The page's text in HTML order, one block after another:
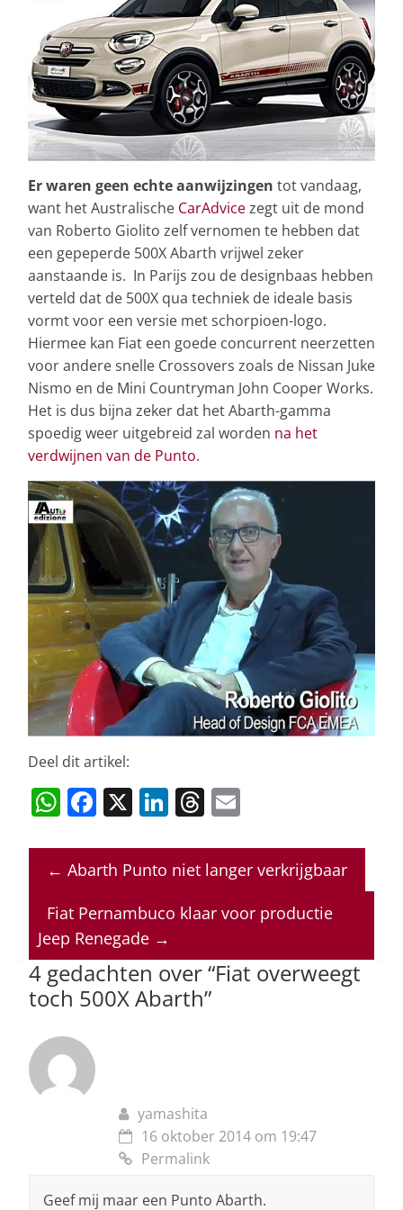
Er waren geen echte aanwijzingen tot vandaag,
want het Australische CarAdvicezegt uit de mond
van Roberto Giolito zelf vernomen te hebben dat
een gepeperde 500X Abarth vrijwel zeker
aanstaande is. In Parijs zou de designbaas hebben
verteld dat de 500X qua techniek de ideale basis
vormt voor een versie met schorpioen-logo.
Hiermee kan Fiat een goede concurrent neerzetten
voor andere snelle Crossovers zoals de Nissan Juke
Nismo en de Mini Countryman John Cooper Works.
Het is dus bijna zeker dat het Abarth-gamma
spoedig weer uitgebreid zal worden na het
verdwijnen van de Punto.
Deel dit artikel:
W
at
s
A
p
p
F
c
e
b
o
o
k
X Li
k
e
dI
T
re
a
d
ai
l
← Abarth Punto niet langer verkrijgbaar
Fiat Pernambuco klaar voor productie
Jeep Renegade →
4 gedachten over “Fiat overweegt
toch 500X Abarth”
yamashita
16 oktober 2014 om 19:47
Permalink
Geef mij maar een Punto Abarth.